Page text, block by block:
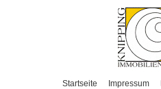
Startseite Impressum